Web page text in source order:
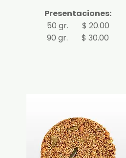
Presentaciones:
50 gr. $ 20.00
90 gr. $ 30.00